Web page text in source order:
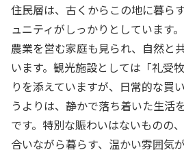
住民層は、古くからこの地に暮ら
ュニティがしっかりとしています
農業を営む家庭も見られ、自然と
います。観光施設としては「礼受
りを添えていますが、日常的な買
うよりは、静かで落ち着いた生活
です。特別な賑わいはないものの
合いながら暮らす、温かい雰囲気